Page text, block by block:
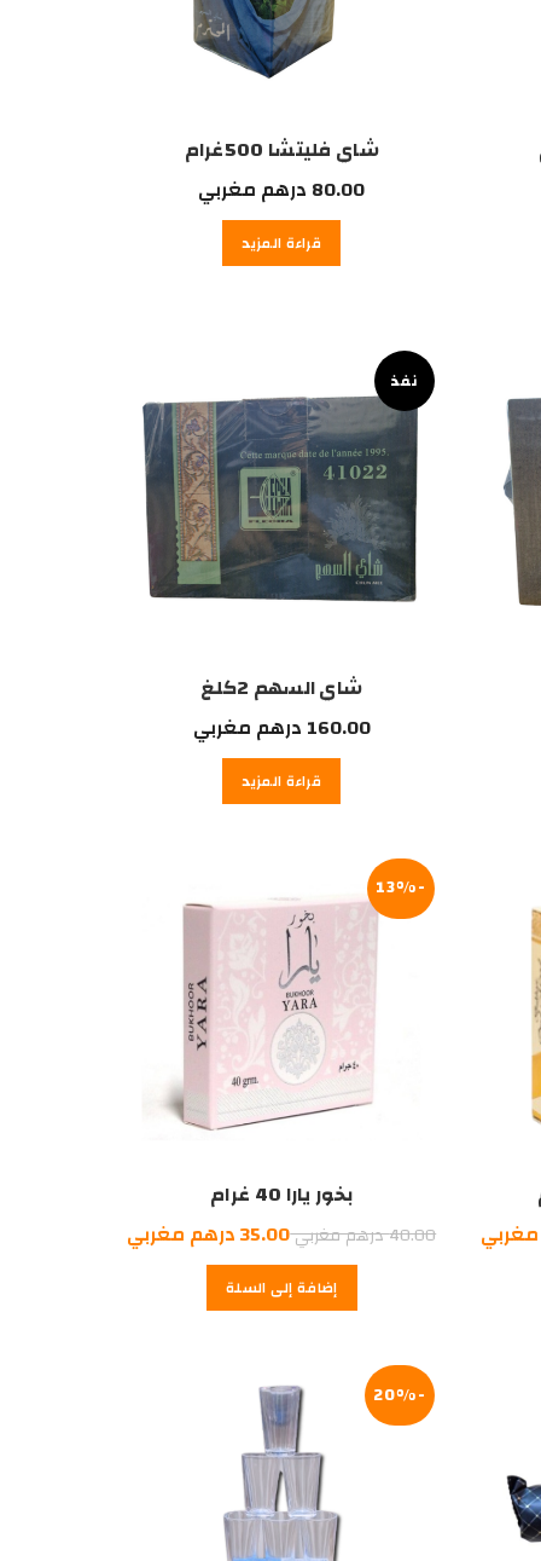
شاي فليتشا 500غرام
80.00 درهم مغربي
قراءة المزيد
نفذ
شاي السهم 2كلغ
160.00 درهم مغربي
قراءة المزيد
السعر
مغربي.
-13%
بخور يارا 40 غرام
40.00درهم مغربيالسعر
الأصلي
هو:
مغربي.
35.00درهم مغربيالسعر
إضافة إلى السلة
-20%